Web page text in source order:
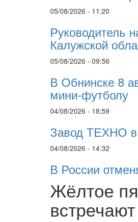
05/08/2026 - 11:20
Руководитель
Калужской
05/08/2026 - 09:56
В Обнинске 8
мини-футболу
04/08/2026 - 18:59
Завод ТЕХНО в
04/08/2026 - 14:32
В России
Жёлтое